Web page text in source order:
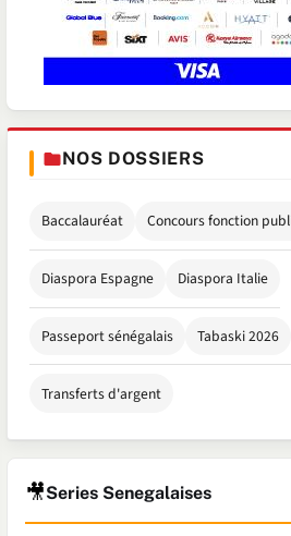
NOS DOSSIERS
Baccalauréat Concours fonction
Diaspora Espagne Diaspora Italie
Passeport sénégalais Tabaski 2026
Transferts d'argent
🎥Series Senegalaises